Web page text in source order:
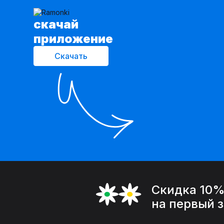
cкачай
приложение
Скачать
Скидка 10%
на первый